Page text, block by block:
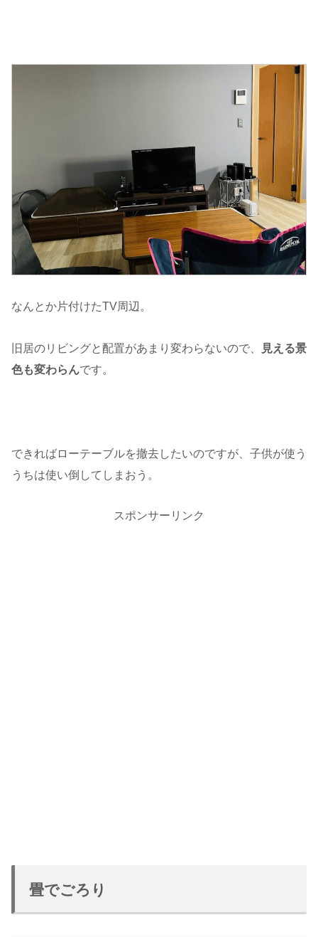
なんとか片付けたTV周辺。
旧居のリビングと配置があまり変わらないので、
見える景
色も変わらんです。
できればローテーブルを撤去したいのですが、子供が使う
うちは使い倒してしまおう。
スポンサーリンク
畳でごろり